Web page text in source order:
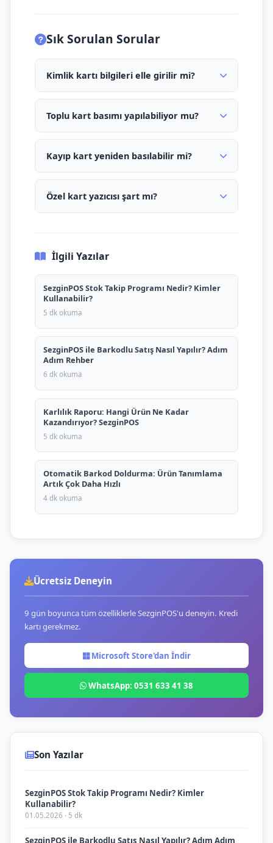
Sık Sorulan Sorular
Kimlik kartı bilgileri elle girilir mi?
Toplu kart basımı yapılabiliyor mu?
Kayıp kart yeniden basılabilir mi?
Özel kart yazıcısı şart mı?
İlgili Yazılar
SezginPOS Stok Takip Programı Nedir? Kimler
Kullanabilir?
5 dk okuma
SezginPOS ile Barkodlu Satış Nasıl Yapılır? Adım
Adım Rehber
6 dk okuma
Karlılık Raporu: Hangi Ürün Ne Kadar
Kazandırıyor? SezginPOS
5 dk okuma
Otomatik Barkod Doldurma: Ürün Tanımlama
Artık Çok Daha Hızlı
4 dk okuma
Ücretsiz Deneyin
9 gün boyunca tüm özelliklerle SezginPOS'u deneyin. Kredi
kartı gerekmez.
Microsoft Store'dan İndir
WhatsApp: 0531 633 41 38
Son Yazılar
SezginPOS Stok Takip Programı Nedir? Kimler
Kullanabilir?
01.05.2026 · 5 dk
SezginPOS ile Barkodlu Satış Nasıl Yapılır? Adım Adım